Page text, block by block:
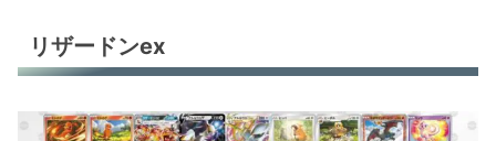
リザードンex